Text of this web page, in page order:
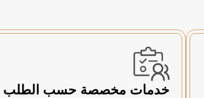
خدمات مخصصة حسب الطلب